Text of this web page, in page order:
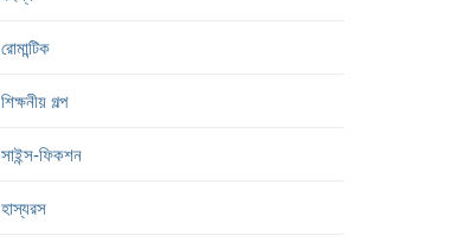
রোমান্টিক
শিক্ষনীয় গল্প
সাইন্স-ফিকশন
হাস্যরস